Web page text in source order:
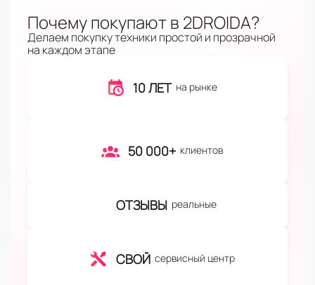
Почему покупают в 2DROIDA?
Делаем покупку техники простой и прозрачной
на каждом этапе
10 ЛЕТ на рынке
50 000+ клиентов
ОТЗЫВЫ реальные
СВОЙ сервисный центр